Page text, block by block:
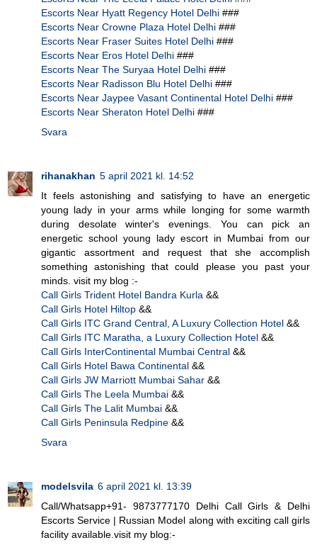
Escorts Near Hyatt Regency Hotel Delhi ###
Escorts Near Crowne Plaza Hotel Delhi ###
Escorts Near Fraser Suites Hotel Delhi ###
Escorts Near Eros Hotel Delhi ###
Escorts Near The Suryaa Hotel Delhi ###
Escorts Near Radisson Blu Hotel Delhi ###
Escorts Near Jaypee Vasant Continental Hotel Delhi ###
Escorts Near Sheraton Hotel Delhi ###
Svara
rihanakhan 5 april 2021 kl. 14:52
It feels astonishing and satisfying to have an energetic
young lady in your arms while longing for some warmth
during desolate winter's evenings. You can pick an
energetic school young lady escort in Mumbai from our
gigantic assortment and request that she accomplish
something astonishing that could please you past your
minds. visit my blog :-
Call Girls Trident Hotel Bandra Kurla &&
Call Girls Hotel Hiltop &&
Call Girls ITC Grand Central, A Luxury Collection Hotel &&
Call Girls ITC Maratha, a Luxury Collection Hotel &&
Call Girls InterContinental Mumbai Central &&
Call Girls Hotel Bawa Continental &&
Call Girls JW Marriott Mumbai Sahar &&
Call Girls The Leela Mumbai &&
Call Girls The Lalit Mumbai &&
Call Girls Peninsula Redpine &&
Svara
modelsvila 6 april 2021 kl. 13:39
Call/Whatsapp+91- 9873777170 Delhi Call Girls & Delhi
Escorts Service | Russian Model along with exciting call girls
facility available.visit my blog:-